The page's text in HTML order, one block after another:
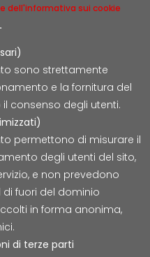
dell'informativa sui cookie
sono strettamente
e la fornitura del
consenso degli utenti.
permettono di misurare il
degli utenti del sito,
e non prevedono
fuori del dominio
in forma anonima,
di terze parti
40128 Bologna
€ 69.881.000,00